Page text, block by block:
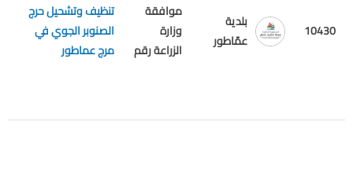
10430
بلدية
عمّاطور
موافقة
وزارة
الزراعة رقم
تنظيف وتشحيل حرج
الصنوبر الجوي في
مرج عماطور